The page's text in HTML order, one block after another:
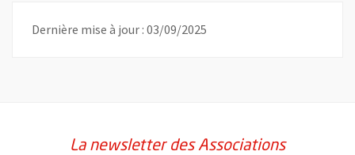
Dernière mise à jour : 03/09/2025
La newsletter des Associations